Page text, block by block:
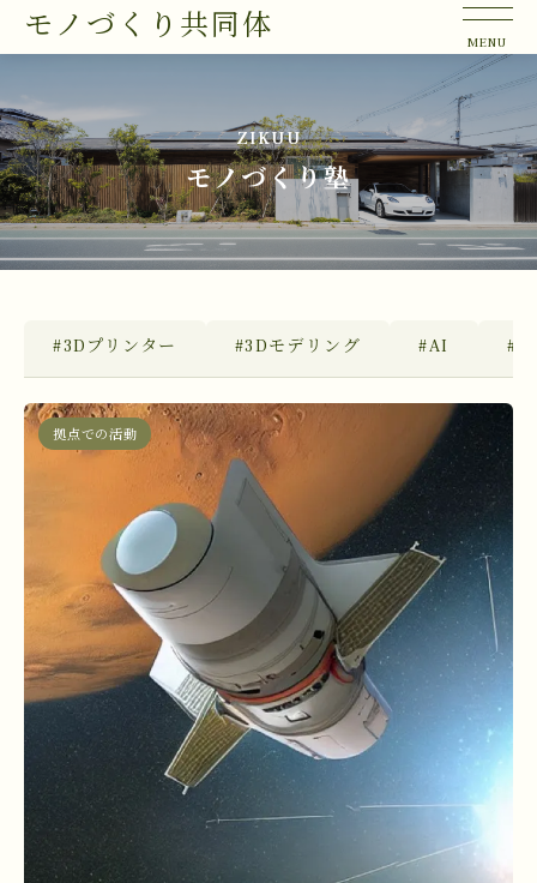
モノづくり共同体
ZIKUU
モノづくり塾
#3Dプリンター #3Dモデリング #AI
拠点での活動